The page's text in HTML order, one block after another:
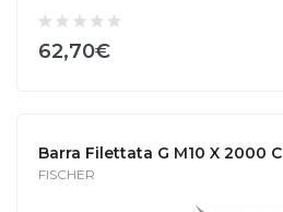
62,70€
Barra Filettata G M10 X 2000
FISCHER